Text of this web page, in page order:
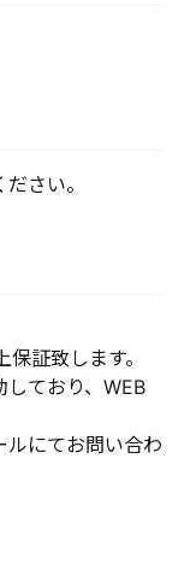
さい。
証致します。
ており、WEB
ルにてお問い合わ